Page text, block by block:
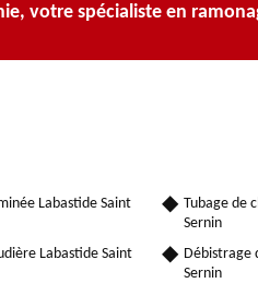
votre spécialiste en
Labastide Saint
Labastide Saint
Tubage de
Sernin
Débistrage
Sernin